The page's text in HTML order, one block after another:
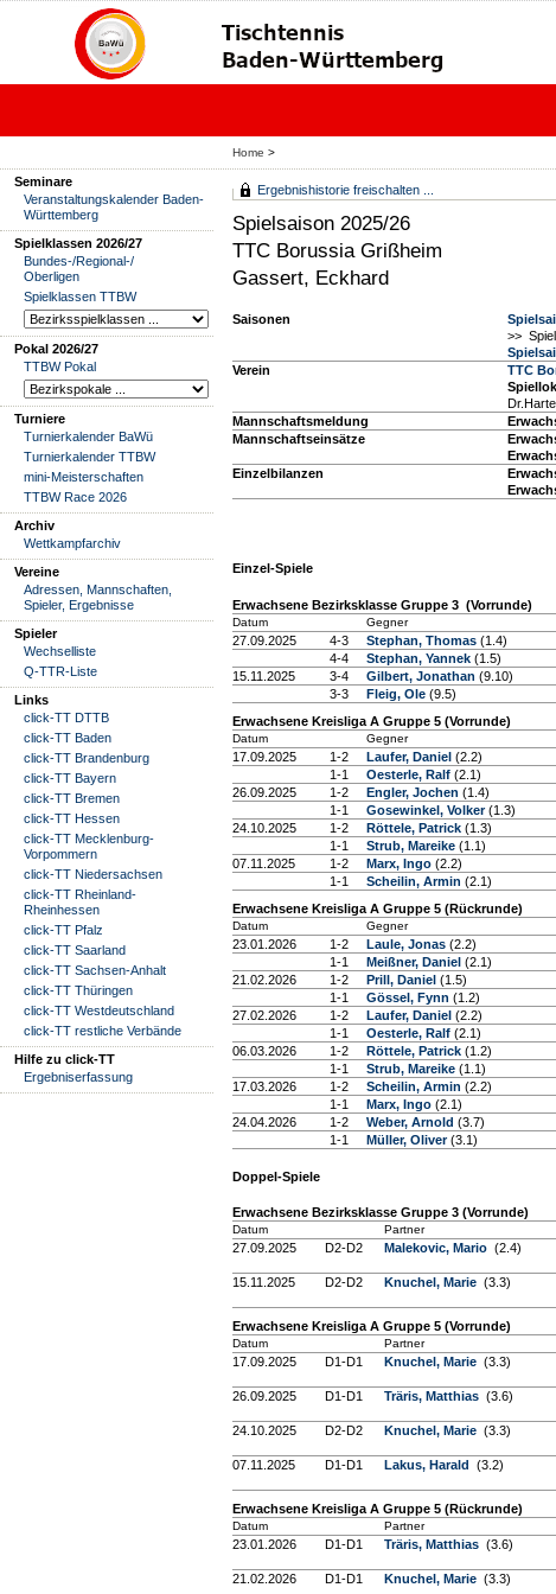
Home >
Seminare
Veranstaltungskalender Baden-
Württemberg
Spielklassen 2026/27
Bundes-/Regional-/
Oberligen
Spielklassen TTBW
Pokal 2026/27
TTBW Pokal
Turniere
Turnierkalender BaWü
Turnierkalender TTBW
mini-Meisterschaften
TTBW Race 2026
Archiv
Wettkampfarchiv
Vereine
Adressen, Mannschaften,
Spieler, Ergebnisse
Spieler
Wechselliste
Q-TTR-Liste
Links
click-TT DTTB
click-TT Baden
click-TT Brandenburg
click-TT Bayern
click-TT Bremen
click-TT Hessen
click-TT Mecklenburg-
Vorpommern
click-TT Niedersachsen
click-TT Rheinland-
Rheinhessen
click-TT Pfalz
click-TT Saarland
click-TT Sachsen-Anhalt
click-TT Thüringen
click-TT Westdeutschland
click-TT restliche Verbände
Hilfe zu click-TT
Ergebniserfassung
Ergebnishistorie freischalten ...
Spielsaison 2025/26
TTC Borussia Grißheim
Gassert, Eckhard
Saisonen
>>
Verein
TTC
Mannschaftsmeldung
Mannschaftseinsätze
Einzelbilanzen
Einzel-Spiele
Erwachsene Bezirksklasse Gruppe 3 (Vorrunde)
Datum Gegner
27.09.2025 4-3 Stephan, Thomas (1.4)
4-4
Stephan, Yannek (1.5)
15.11.2025
3-4 Gilbert, Jonathan (9.10)
3-3
Fleig, Ole (9.5)
Erwachsene Kreisliga A Gruppe 5 (Vorrunde)
Datum Gegner
17.09.2025 1-2 Laufer, Daniel (2.2)
1-1
Oesterle, Ralf (2.1)
26.09.2025
1-2 Engler, Jochen (1.4)
1-1
Gosewinkel, Volker(1.3)
24.10.2025
1-2 Röttele, Patrick (1.3)
1-1
Strub, Mareike (1.1)
07.11.2025
1-2 Marx, Ingo (2.2)
1-1
Scheilin, Armin (2.1)
Erwachsene Kreisliga A Gruppe 5 (Rückrunde)
Datum Gegner
23.01.2026 1-2 Laule, Jonas (2.2)
1-1
Meißner, Daniel (2.1)
21.02.2026
1-2 Prill, Daniel (1.5)
1-1
Gössel, Fynn (1.2)
27.02.2026
1-2 Laufer, Daniel (2.2)
1-1
Oesterle, Ralf (2.1)
06.03.2026
1-2 Röttele, Patrick (1.2)
1-1
Strub, Mareike (1.1)
17.03.2026
1-2 Scheilin, Armin (2.2)
1-1
Marx, Ingo (2.1)
24.04.2026
1-2 Weber, Arnold (3.7)
1-1
Müller, Oliver(3.1)
Doppel-Spiele
Erwachsene Bezirksklasse Gruppe 3 (Vorrunde)
Datum Partner
27.09.2025 D2-D2 Malekovic, Mario (2.4)
15.11.2025 D2-D2 Knuchel, Marie (3.3)
Erwachsene Kreisliga A Gruppe 5 (Vorrunde)
Datum Partner
17.09.2025 D1-D1 Knuchel, Marie (3.3)
26.09.2025 D1-D1 Träris, Matthias (3.6)
24.10.2025 D2-D2 Knuchel, Marie (3.3)
07.11.2025 D1-D1 Lakus, Harald (3.2)
Erwachsene Kreisliga A Gruppe 5 (Rückrunde)
Datum Partner
23.01.2026 D1-D1 Träris, Matthias (3.6)
21.02.2026 D1-D1 Knuchel, Marie (3.3)